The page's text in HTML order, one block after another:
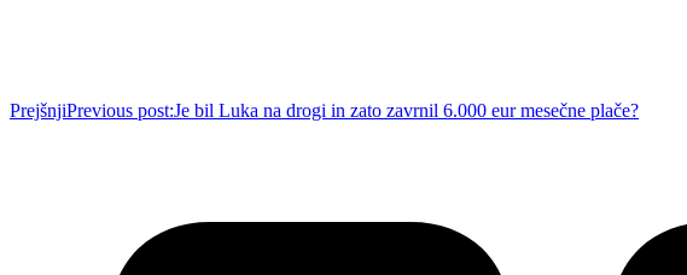
PrejšnjiPrevious post:Je bil Luka na drogi in zato zavrnil 6.000 eur mesečne plače?